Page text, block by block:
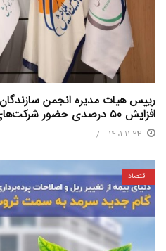
رییس هیات مدیره انجمن
افزایش ۵۰ درصدی حضور شرکت‌های دانش بنیان در صنعت ...
1401-11-24
اقتصاد